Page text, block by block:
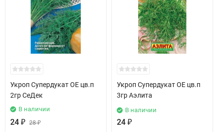
Укроп Супердукат ОЕ цв.п
2гр СеДек
В наличии
24 ₽ 28₽
Укроп Супердукат ОЕ цв.п
3гр Аэлита
В наличии
24 ₽